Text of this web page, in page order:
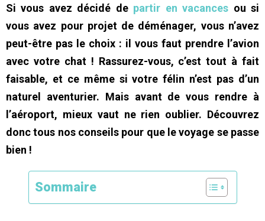
Si vous avez décidé de partir en vacances ou si
vous avez pour projet de déménager, vous n’avez
peut-être pas le choix : il vous faut prendre l’avion
avec votre chat ! Rassurez-vous, c’est tout à fait
faisable, et ce même si votre félin n’est pas d’un
naturel aventurier. Mais avant de vous rendre à
l’aéroport, mieux vaut ne rien oublier. Découvrez
donc tous nos conseils pour que le voyage se passe
bien !
Sommaire